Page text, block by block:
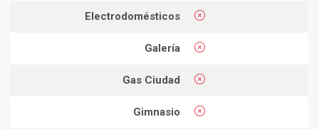
Electrodomésticos
Galería
Gas Ciudad
Gimnasio